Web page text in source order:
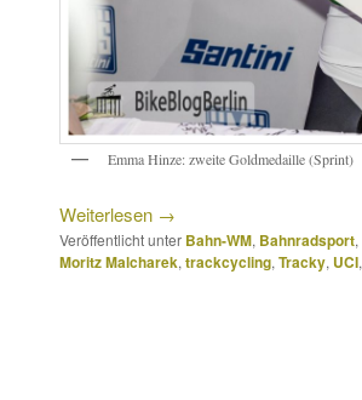
Emma Hinze: zweite Goldmedaille (Sprint)
Weiterlesen →
Veröffentlicht unter Bahn-WM, Bahnradsport,
Moritz Malcharek, trackcycling, Tracky, UCI,